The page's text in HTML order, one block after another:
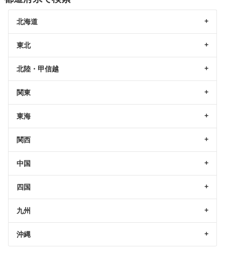
北海道
東北
北陸・甲信越
関東
東海
関西
中国
四国
九州
沖縄